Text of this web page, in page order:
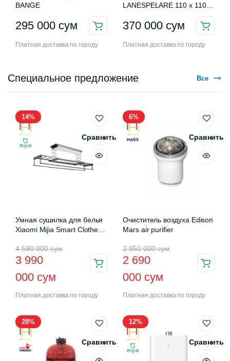
BANGE
295 000 сум
Платная доставка по городу
LANESPELARE 110 x 110
370 000 сум
Платная доставка по городу
Специальное предложение Все
14%
Сравнить
Умная сушилка для белья
Xiaomi Mijia Smart Clothes
4 590 000сум
3 990
000 сум
Платная доставка по городу
6%
Сравнить
Очиститель воздуха Edison
Mars air purifier
2 850 000сум
2 690
000 сум
Платная доставка по городу
28%
Сравнить
12%
Сравнить